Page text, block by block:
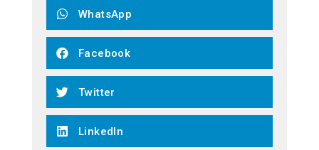
WhatsApp
Facebook
Twitter
LinkedIn